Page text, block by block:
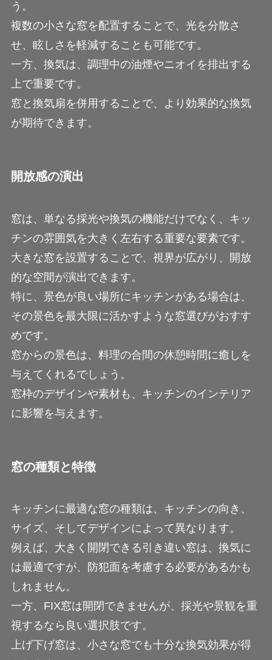
う。
複数の小さな窓を配置することで、光を分散さ
せ、眩しさを軽減することも可能です。
一方、換気は、調理中の油煙やニオイを排出する
上で重要です。
窓と換気扇を併用することで、より効果的な換気
が期待できます。
開放感の演出
窓は、単なる採光や換気の機能だけでなく、キッ
チンの雰囲気を大きく左右する重要な要素です。
大きな窓を設置することで、視界が広がり、開放
的な空間が演出できます。
特に、景色が良い場所にキッチンがある場合は、
その景色を最大限に活かすような窓選びがおすす
めです。
窓からの景色は、料理の合間の休憩時間に癒しを
与えてくれるでしょう。
窓枠のデザインや素材も、キッチンのインテリア
に影響を与えます。
窓の種類と特徴
キッチンに最適な窓の種類は、キッチンの向き、
サイズ、そしてデザインによって異なります。
例えば、大きく開閉できる引き違い窓は、換気に
は最適ですが、防犯面を考慮する必要があるかも
しれません。
一方、FIX窓は開閉できませんが、採光や景観を重
視するなら良い選択肢です。
上げ下げ窓は、小さな窓でも十分な換気効果が得